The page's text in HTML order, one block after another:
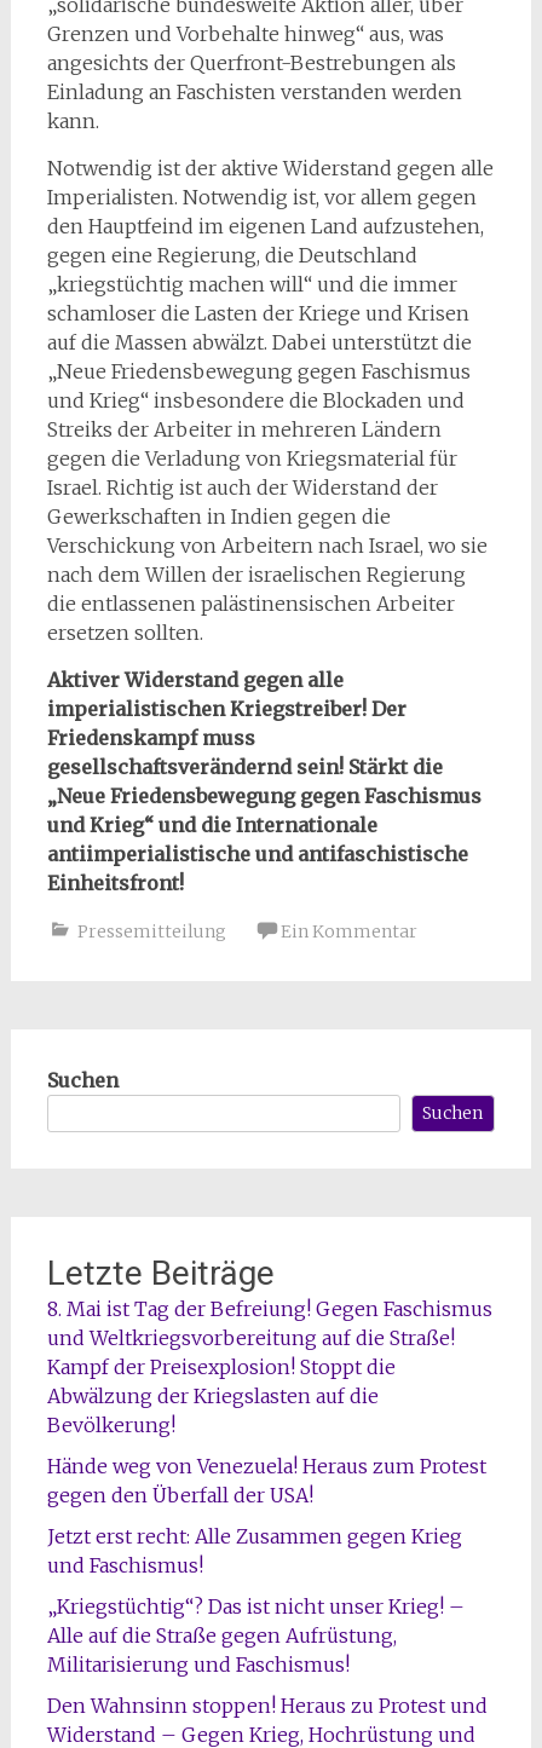
„solidarische bundesweite Aktion aller, über
Grenzen und Vorbehalte hinweg“ aus, was
angesichts der Querfront-Bestrebungen als
Einladung an Faschisten verstanden werden
kann.
Notwendig ist der aktive Widerstand gegen alle
Imperialisten. Notwendig ist, vor allem gegen
den Hauptfeind im eigenen Land aufzustehen,
gegen eine Regierung, die Deutschland
„kriegstüchtig machen will“ und die immer
schamloser die Lasten der Kriege und Krisen
auf die Massen abwälzt. Dabei unterstützt die
„Neue Friedensbewegung gegen Faschismus
und Krieg“ insbesondere die Blockaden und
Streiks der Arbeiter in mehreren Ländern
gegen die Verladung von Kriegsmaterial für
Israel. Richtig ist auch der Widerstand der
Gewerkschaften in Indien gegen die
Verschickung von Arbeitern nach Israel, wo sie
nach dem Willen der israelischen Regierung
die entlassenen palästinensischen Arbeiter
ersetzen sollten.
Aktiver Widerstand gegen alle
imperialistischen Kriegstreiber! Der
Friedenskampf muss
gesellschaftsverändernd sein! Stärkt die
„Neue Friedensbewegung gegen Faschismus
und Krieg“ und die Internationale
antiimperialistische und antifaschistische
Einheitsfront!
Pressemitteilung Ein Kommentar
Suchen
Suchen
Letzte Beiträge
8. Mai ist Tag der Befreiung! Gegen Faschismus
und Weltkriegsvorbereitung auf die Straße!
Kampf der Preisexplosion! Stoppt die
Abwälzung der Kriegslasten auf die
Bevölkerung!
Hände weg von Venezuela! Heraus zum Protest
gegen den Überfall der USA!
Jetzt erst recht: Alle Zusammen gegen Krieg
und Faschismus!
„Kriegstüchtig“? Das ist nicht unser Krieg! –
Alle auf die Straße gegen Aufrüstung,
Militarisierung und Faschismus!
Den Wahnsinn stoppen! Heraus zu Protest und
Widerstand – Gegen Krieg, Hochrüstung und